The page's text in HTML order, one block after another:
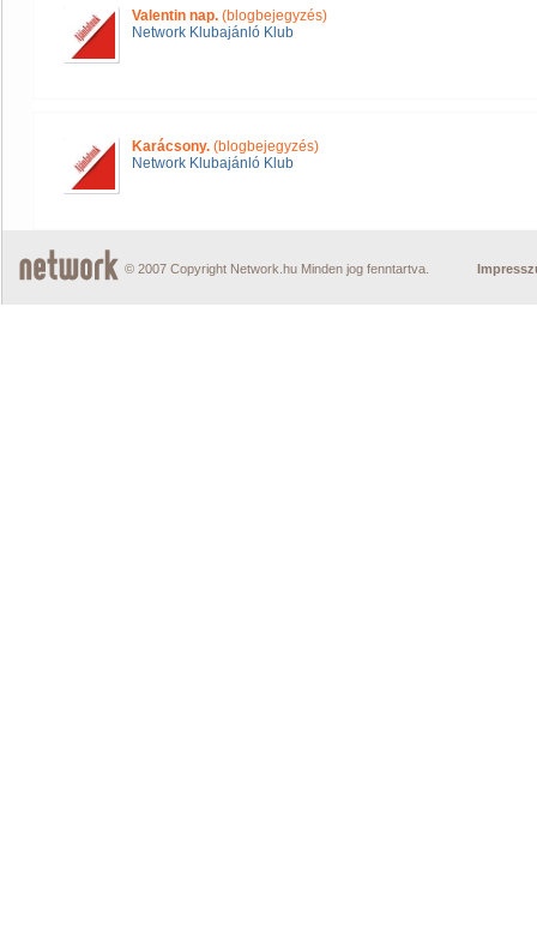
Valentin nap. (blogbejegyzés)
Network Klubajánló Klub
Karácsony. (blogbejegyzés)
Network Klubajánló Klub
© 2007 Copyright Network.hu Minden jog fenntartva.